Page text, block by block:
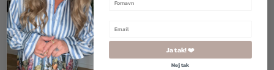
175,00kr.
Ja tak! ❤️
Nej tak